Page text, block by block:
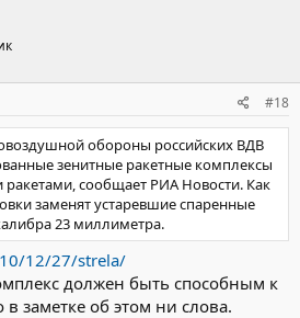
#18
обороны российских ВДВ
зенитные ракетные комплексы
сообщает РИА Новости. Как
заменят устаревшие спаренные
23 миллиметра.
12/27/strela/
должен быть способным к
заметке об этом ни слова.